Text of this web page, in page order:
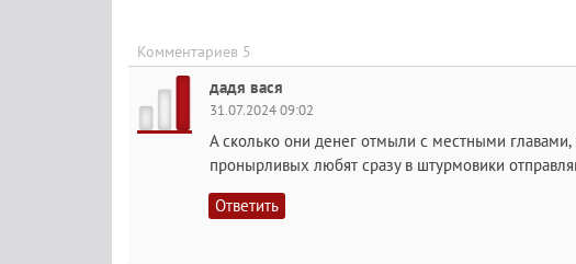
Комментариев 5
дадя вася
31.07.2024 09:02
А сколько они денег отмыли с местными
пронырливых любят сразу в штурмовики
Ответить